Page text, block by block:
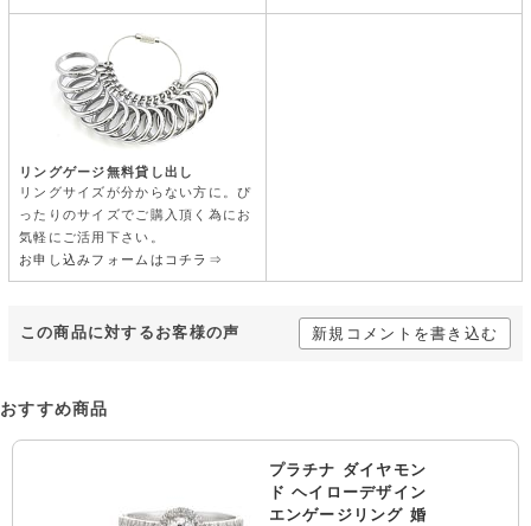
リングゲージ無料貸し出し
リングサイズが分からない方に。ぴ
ったりのサイズでご購入頂く為にお
気軽にご活用下さい。
お申し込みフォームはコチラ⇒
この商品に対するお客様の声 新規コメントを書き込む
おすすめ商品
プラチナ ダイヤモン
ド ヘイローデザイン
エンゲージリング 婚